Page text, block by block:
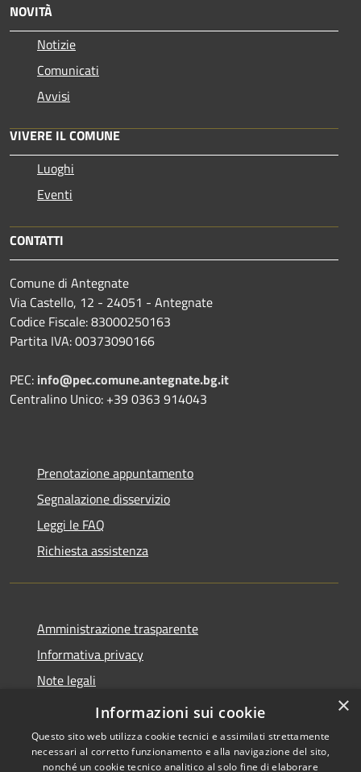
NOVITÀ
Notizie
Comunicati
Avvisi
VIVERE IL COMUNE
Luoghi
Eventi
CONTATTI
Comune di Antegnate
Via Castello, 12 - 24051 - Antegnate
Codice Fiscale: 83000250163
Partita IVA: 00373090166
PEC: info@pec.comune.antegnate.bg.it
Centralino Unico: +39 0363 914043
Prenotazione appuntamento
Segnalazione disservizio
Leggi le FAQ
Richiesta assistenza
Amministrazione trasparente
Informativa privacy
Note legali
Dichiarazione di accessibilità
×
Informazioni sui cookie
Questo sito web utilizza cookie tecnici e assimilati strettamente
necessari al corretto funzionamento e alla navigazione del sito,
nonché un cookie tecnico analitico al solo fine di elaborare